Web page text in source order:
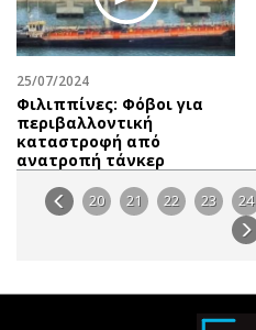
25/07/2024
Φιλιππίνες: Φόβοι για
περιβαλλοντική
καταστροφή από
ανατροπή τάνκερ
20 21 22 23 24